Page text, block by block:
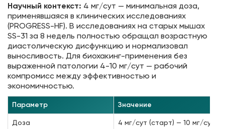
Научный контекст: 4 мг/сут — минимальная доза,
применявшаяся в клинических исследованиях
(PROGRESS-HF). В исследованиях на старых мышах
SS-31 за 8 недель полностью обращал возрастную
диастолическую дисфункцию и нормализовал
выносливость. Для биохакинг-применения без
выраженной патологии 4-10 мг/сут — рабочий
компромисс между эффективностью и
экономичностью.
Параметр Значение
Доза 4 мг/сут (старт) — 10 мг/сут